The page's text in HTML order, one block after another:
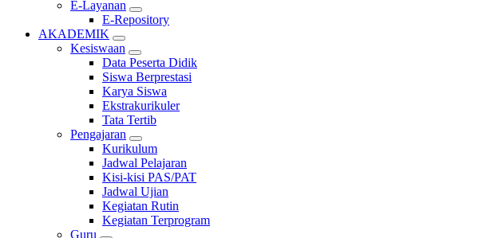
E-Layanan
E-Repository
AKADEMIK
Kesiswaan
Data Peserta Didik
Siswa Berprestasi
Karya Siswa
Ekstrakurikuler
Tata Tertib
Pengajaran
Kurikulum
Jadwal Pelajaran
Kisi-kisi PAS/PAT
Jadwal Ujian
Kegiatan Rutin
Kegiatan Terprogram
Guru